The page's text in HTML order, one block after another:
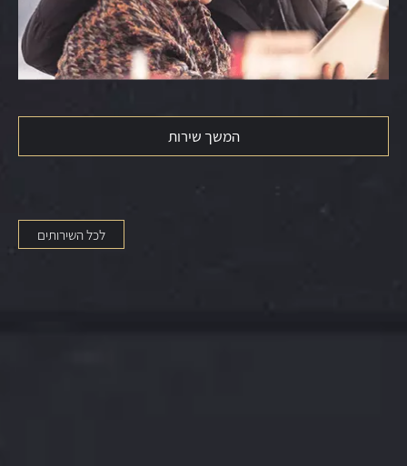
המשך שירות
לכל השירותים